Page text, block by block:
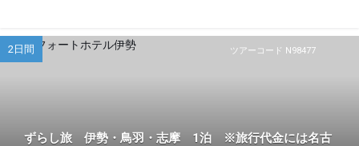
ツアーコード N98477
2日間
ずらし旅 伊勢・鳥羽・志摩 1泊 ※旅行代金には名古